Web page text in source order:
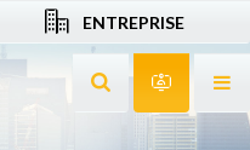
ENTREPRISE
Rechercher sur